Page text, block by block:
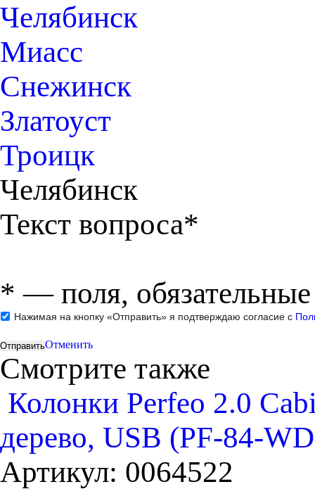
Челябинск
Миасс
Снежинск
Златоуст
Троицк
Челябинск
Текст вопроса*
* — поля,
Нажимая на кнопку «Отправить» я подтверждаю согласие с
Отменить
Смотрите также
Колонки Perfeo 2.0
дерево, USB (PF-84-
Артикул: 0064522